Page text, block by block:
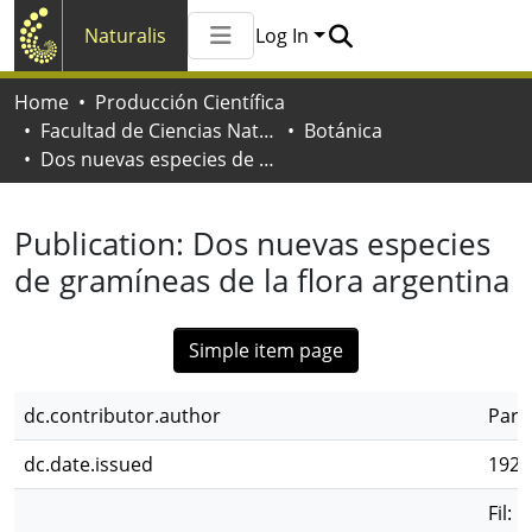
Naturalis
All of Naturalis
Log In
Home
Producción Científica
Facultad de Ciencias Naturales y Museo
Botánica
Dos nuevas especies de gramíneas de la flora argentina
Publication: Dos nuevas especies
de gramíneas de la flora argentina
Simple item page
dc.contributor.author
dc.date.issued
1925
Fil: